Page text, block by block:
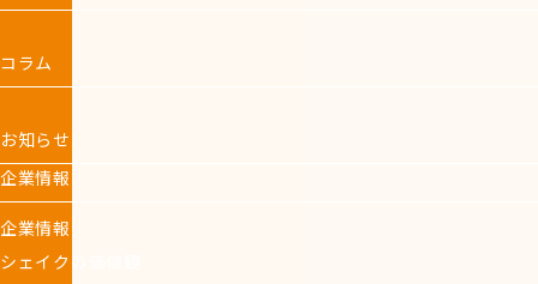
コラム
お知らせ
企業情報
企業情報
シェイクの価値観